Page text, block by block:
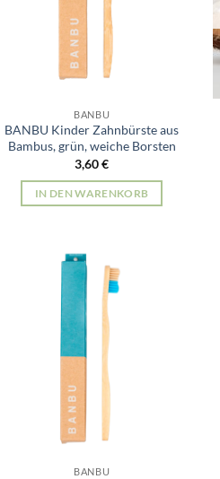
BANBU
BANBU Kinder Zahnbürste aus
Bambus, grün, weiche Borsten
3,60€
IN DEN WARENKORB
BANBU